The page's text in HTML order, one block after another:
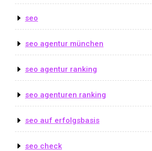
seo
seo agentur münchen
seo agentur ranking
seo agenturen ranking
seo auf erfolgsbasis
seo check